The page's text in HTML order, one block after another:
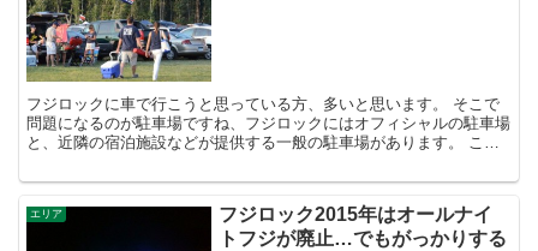
フジロックに車で行こうと思っている方、多いと思います。 そこで
問題になるのが駐車場ですね、フジロックにはオフィシャルの駐車場
と、近隣の宿泊施設などが提供する一般の駐車場があります。 ここ
エリア
フジロック2015年はオールナイ
トフジが廃止…でもがっかりする